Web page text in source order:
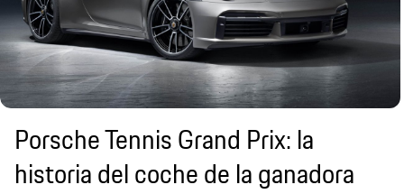
Porsche Tennis Grand Prix: la
historia del coche de la ganadora